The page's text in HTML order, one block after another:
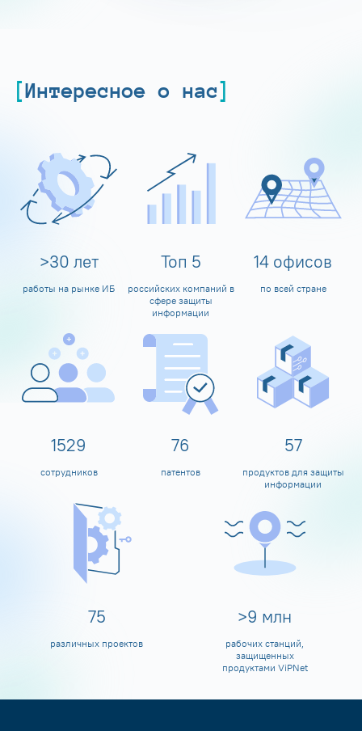
Интересное о нас
>30 лет
работы на рынке ИБ
Топ 5
российских компаний в
сфере защиты
информации
14 офисов
по всей стране
1600
сотрудников
80
патентов
60
продуктов для защиты
информации
80
различных проектов
>10 млн
рабочих станций,
защищенных
продуктами ViPNet